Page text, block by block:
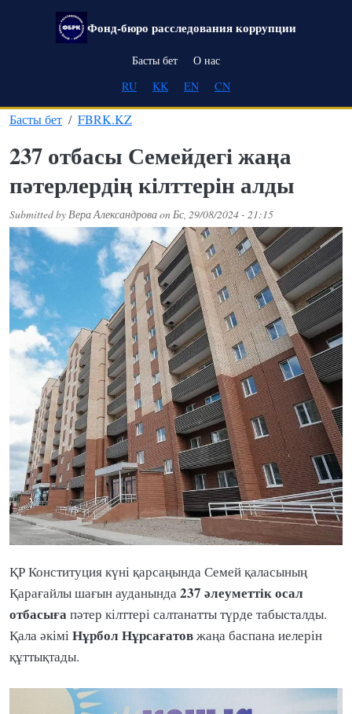
Skip to main content
Фонд-бюро расследования коррупции
Main navigation
Басты бет
О нас
RU
KK EN CN
Басты бет FBRK.KZ
237 отбасы Семейдегі жаңа
пәтерлердің кілттерін алды
Submitted byВера АлександроваonБс, 29/08/2024 - 21:15
ҚР Конституция күні қарсаңында Семей қаласының
Қарағайлы шағын ауданында237 әлеуметтік осал
отбасығапәтер кілттері салтанатты түрде табысталды.
Қала әкіміНұрбол Нұрсағатовжаңа баспана иелерін
құттықтады.